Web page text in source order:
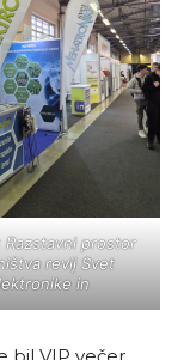
Razstavni prostor
revij Svet
in